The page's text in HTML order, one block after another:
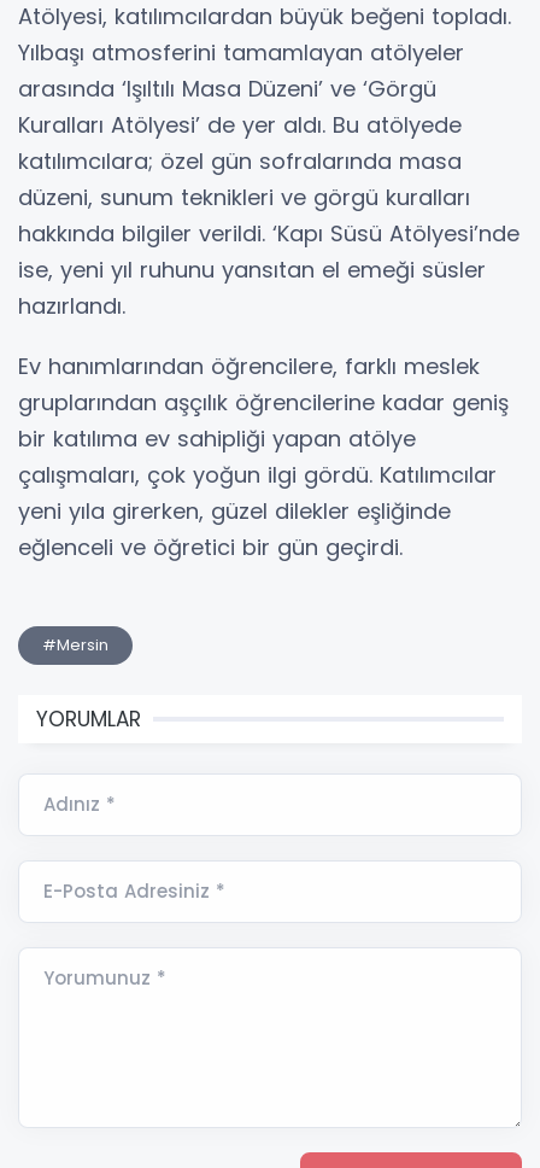
Atölyesi, katılımcılardan büyük beğeni topladı.
Yılbaşı atmosferini tamamlayan atölyeler
arasında ‘Işıltılı Masa Düzeni’ ve ‘Görgü
Kuralları Atölyesi’ de yer aldı. Bu atölyede
katılımcılara; özel gün sofralarında masa
düzeni, sunum teknikleri ve görgü kuralları
hakkında bilgiler verildi. ‘Kapı Süsü Atölyesi’nde
ise, yeni yıl ruhunu yansıtan el emeği süsler
hazırlandı.
Ev hanımlarından öğrencilere, farklı meslek
gruplarından aşçılık öğrencilerine kadar geniş
bir katılıma ev sahipliği yapan atölye
çalışmaları, çok yoğun ilgi gördü. Katılımcılar
yeni yıla girerken, güzel dilekler eşliğinde
eğlenceli ve öğretici bir gün geçirdi.
#Mersin
YORUMLAR
Adınız *
E-Posta Adresiniz *
Yorumunuz *